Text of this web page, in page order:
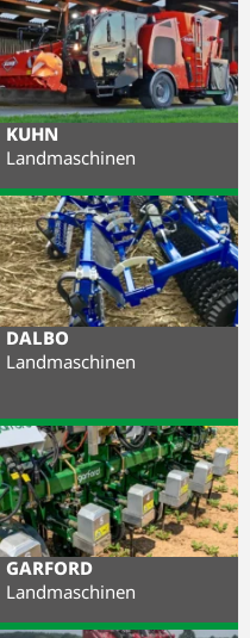
KUHN
Landmaschinen
DALBO
Landmaschinen
GARFORD
Landmaschinen